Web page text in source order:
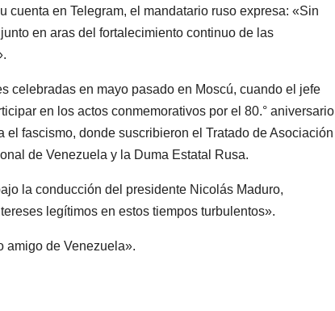
cuenta en Telegram, el mandatario ruso expresa: «Sin
en aras del fortalecimiento continuo de las
celebradas en mayo pasado en Moscú, cuando el jefe
en los actos conmemorativos por el 80.° aniversario
fascismo, donde suscribieron el Tratado de Asociación
de Venezuela y la Duma Estatal Rusa.
la conducción del presidente Nicolás Maduro,
legítimos en estos tiempos turbulentos».
amigo de Venezuela».